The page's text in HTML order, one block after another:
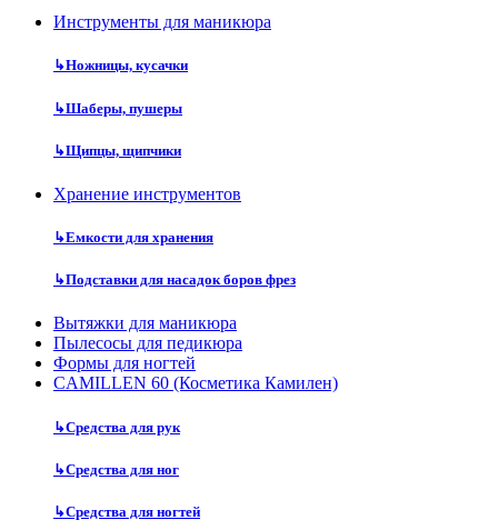
Инструменты для маникюра
↳Ножницы, кусачки
↳Шаберы, пушеры
↳Щипцы, щипчики
Хранение инструментов
↳Емкости для хранения
↳Подставки для насадок боров фрез
Вытяжки для маникюра
Пылесосы для педикюра
Формы для ногтей
CAMILLEN 60 (Косметика Камилен)
↳Средства для рук
↳Средства для ног
↳Средства для ногтей